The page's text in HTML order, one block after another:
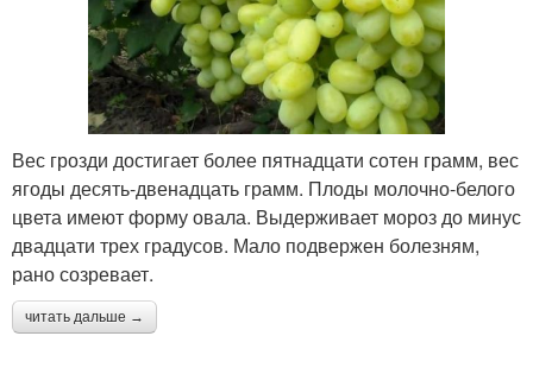
десертного вина
производства
Технический виноград
Виноград для
приготовления
Вес грозди достигает более пятнадцати сотен грамм, вес
ягоды десять-двенадцать грамм. Плоды молочно-белого
цвета имеют форму овала. Выдерживает мороз до минус
двадцати трех градусов. Мало подвержен болезням,
рано созревает.
читать дальше →